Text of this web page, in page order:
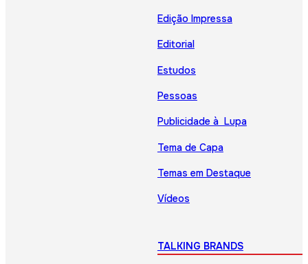
Edição Impressa
Editorial
Estudos
Pessoas
Publicidade à Lupa
Tema de Capa
Temas em Destaque
Vídeos
TALKING BRANDS